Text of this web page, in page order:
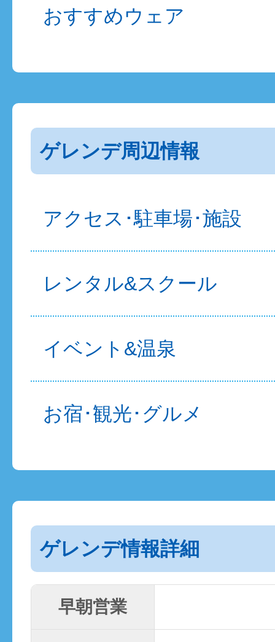
おすすめウェア
ゲレンデ周辺情報
アクセス･駐車場･施設
レンタル&スクール
イベント&温泉
お宿･観光･グルメ
ゲレンデ情報詳細
早朝営業